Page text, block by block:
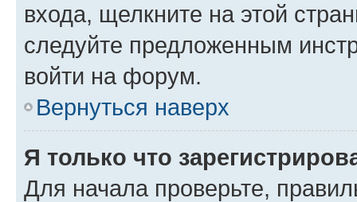
входа, щелкните на этой
следуйте предложенным
войти на форум.
Вернуться наверх
Я только что
Для начала проверьте,